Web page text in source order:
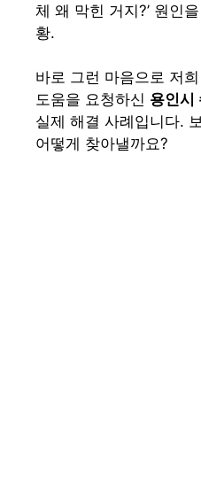
체 왜 막힌 거지?’ 원인
황.
바로 그런 마음으로 저희
도움을 요청하신 용인시
실제 해결 사례입니다.
어떻게 찾아낼까요?